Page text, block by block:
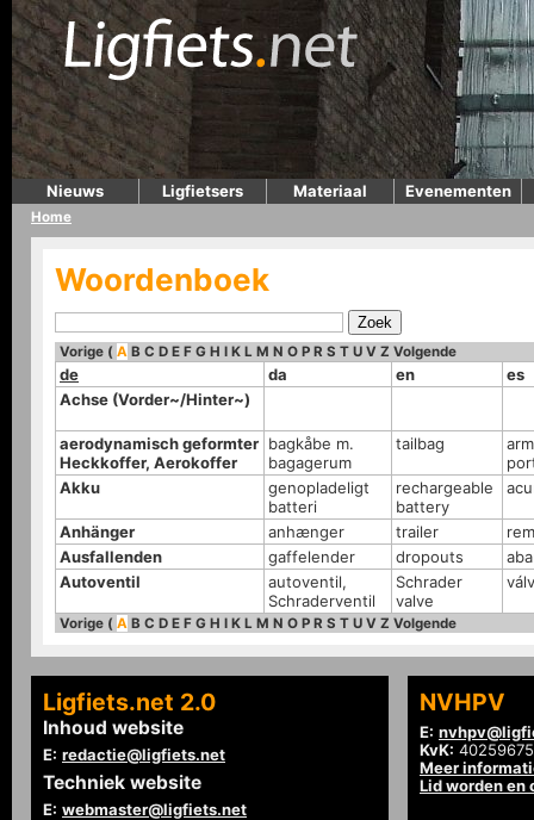
Nieuws Ligfietsers Materiaal Evenementen
Home
Woordenboek
Vorige ( A B C D E F G H I K L M N O P R S T U V Z Volgende
de da en
es
Achse (Vorder~/Hinter~)
aerodynamisch geformter
Heckkoffer, Aerokoffer
bagkåbe m.
bagagerum
tailbag
Akku
genopladeligt
batteri
rechargeable
battery
Anhänger anhænger trailer
Ausfallenden
gaffelender dropouts
Autoventil
autoventil,
Schraderventil
Schrader
valve
Vorige ( A B C D E F G H I K L M N O P R S T U V Z Volgende
Ligfiets.net 2.0
Inhoud website
E: redactie@ligfiets.net
Techniek website
E: webmaster@ligfiets.net
NVHPV
E:
KvK: 40259675
Meer
Lid worden en